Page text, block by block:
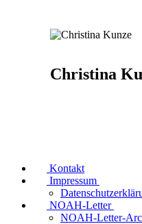
Christina
Kontakt
Impressum
NOAH-Letter
NOAH-Letter-